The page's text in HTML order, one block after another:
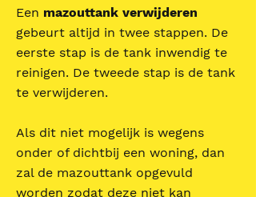
Een mazouttank verwijderen
gebeurt altijd in twee stappen. De
eerste stap is de tank inwendig te
reinigen. De tweede stap is de tank
te verwijderen.
Als dit niet mogelijk is wegens
onder of dichtbij een woning, dan
zal de mazouttank opgevuld
worden zodat deze niet kan